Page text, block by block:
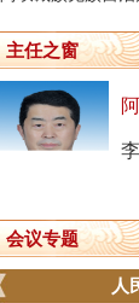
主任之窗
会议专题
人